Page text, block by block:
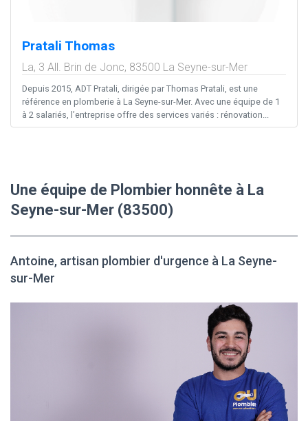
Pratali Thomas
La, 3 All. Brin de Jonc, 83500 La Seyne-sur-Mer
Depuis 2015, ADT Pratali, dirigée par Thomas Pratali, est une
référence en plomberie à La Seyne-sur-Mer. Avec une équipe de 1
à 2 salariés, l’entreprise offre des services variés : rénovation...
Une équipe de Plombier honnête à La
Seyne-sur-Mer (83500)
Antoine, artisan plombier d'urgence à La Seyne-
sur-Mer